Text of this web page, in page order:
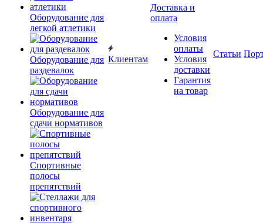
Оборудование для
легкой атлетики
Оборудование для
раздевалок
Оборудование для
сдачи нормативов
Спортивные
полосы
препятствий
Клиентам
Доставка и
оплата
Условия
оплаты
Условия
доставки
Гарантия
на товар
Статьи